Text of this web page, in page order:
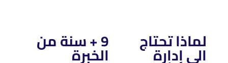
لماذا تحتاج
الى إدارة
9 + سنة من
الخبرة